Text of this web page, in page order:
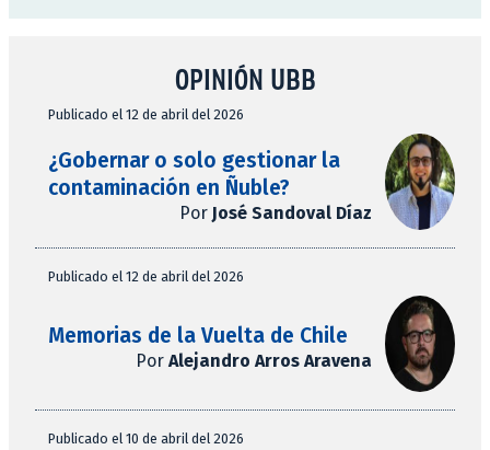
OPINIÓN UBB
Publicado el 12 de abril del 2026
¿Gobernar o solo gestionar la
contaminación en Ñuble?
Por José Sandoval Díaz
Publicado el 12 de abril del 2026
Memorias de la Vuelta de Chile
Por Alejandro Arros Aravena
Publicado el 10 de abril del 2026